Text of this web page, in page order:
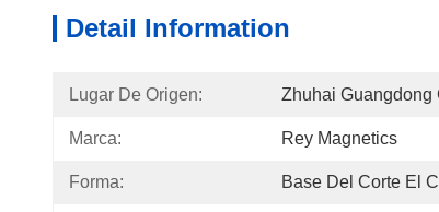
Detail Information
Lugar De Origen: Zhuhai Guangdong
Marca: Rey Magnetics
Forma: Base Del Corte El C